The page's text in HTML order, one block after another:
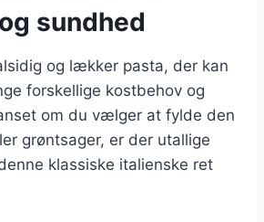
sundhed
og lækker pasta, der kan
forskellige kostbehov og
om du vælger at fylde den
grøntsager, er der utallige
klassiske italienske ret